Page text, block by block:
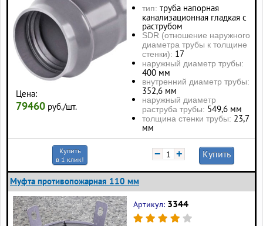
Цена:
79460 руб./шт.
тип: труба напорная
канализационная гладкая с
раструбом
SDR (отношение наружного
диаметра трубы к толщине
стенки): 17
наружный диаметр трубы:
400 мм
внутренний диаметр трубы:
352,6 мм
наружный диаметр
раструба трубы: 549,6 мм
толщина стенки трубы: 23,7
мм
Купить
в 1 клик!
− + Купить
Муфта противопожарная 110 мм
Артикул: 3344